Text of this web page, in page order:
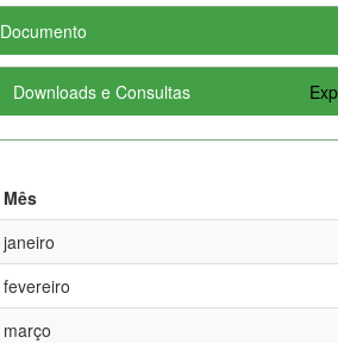
Documento
Downloads e Consultas
Mês
janeiro
fevereiro
março